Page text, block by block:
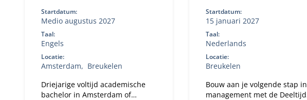
Startdatum:
Medio augustus 2027
Taal:
Engels
Locatie:
Amsterdam
Breukelen
Driejarige voltijd academische
bachelor in Amsterdam of
Startdatum:
15 januari 2027
Taal:
Nederlands
Locatie:
Breukelen
Bouw aan je volgende stap in
management met de Deeltijd